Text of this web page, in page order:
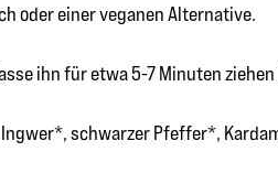
oder einer veganen Alternative.
ihn für etwa 5-7 Minuten
schwarzer Pfeffer*,